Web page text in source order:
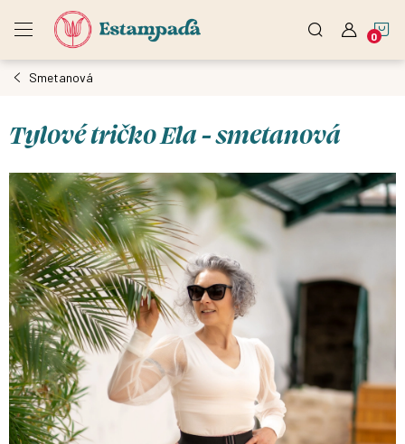
Smetanová
Tylové tričko Ela - smetanová